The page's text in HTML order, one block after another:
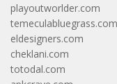
playoutworlder.com
temeculabluegrass.com
eldesigners.com
cheklani.com
totodal.com